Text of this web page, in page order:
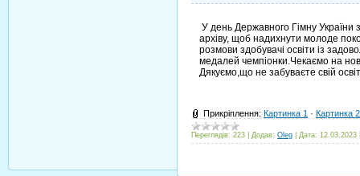
У день Державного Гімну України
архіву, щоб надихнути молоде
розмови здобувачі освіти із
медалей чемпіонки.Чекаємо на
Дякуємо,що не забуваєте свій
Прикріплення: Картинка 1 · Картинка 2
Переглядів: 223 Додав: Oleg Дата: 12.03.2023